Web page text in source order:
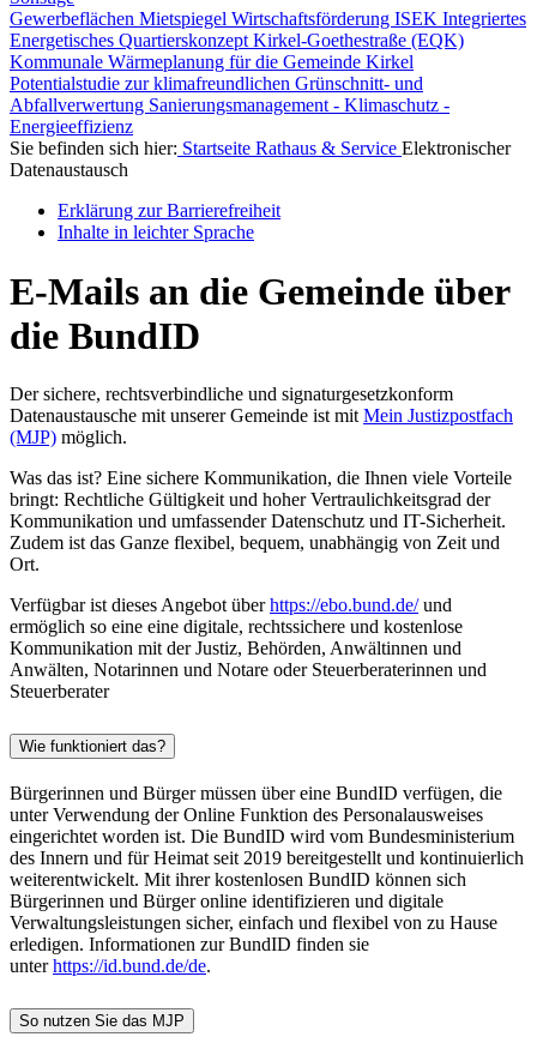
Gewerbeflächen Mietspiegel Wirtschaftsförderung ISEK Integriertes
Energetisches Quartierskonzept Kirkel-Goethestraße (EQK)
Kommunale Wärmeplanung für die Gemeinde Kirkel
Potentialstudie zur klimafreundlichen Grünschnitt- und
Abfallverwertung Sanierungsmanagement - Klimaschutz -
Energieeffizienz
Sie befinden sich hier: Startseite Rathaus & Service Elektronischer
Datenaustausch
Erklärung zur Barrierefreiheit
Inhalte in leichter Sprache
E-Mails an die Gemeinde über
die BundID
Der sichere, rechtsverbindliche und signaturgesetzkonform
Datenaustausche mit unserer Gemeinde ist mit Mein Justizpostfach
(MJP) möglich.
Was das ist? Eine sichere Kommunikation, die Ihnen viele Vorteile
bringt: Rechtliche Gültigkeit und hoher Vertraulichkeitsgrad der
Kommunikation und umfassender Datenschutz und IT-Sicherheit.
Zudem ist das Ganze flexibel, bequem, unabhängig von Zeit und
Ort.
Verfügbar ist dieses Angebot überhttps://ebo.bund.de/und
ermöglich so eine eine digitale, rechtssichere und kostenlose
Kommunikation mit der Justiz, Behörden, Anwältinnen und
Anwälten, Notarinnen und Notare oder Steuerberaterinnen und
Steuerberater
Wie funktioniert das?
Bürgerinnen und Bürger müssen über eine BundID verfügen, die
unter Verwendung der Online Funktion des Personalausweises
eingerichtet worden ist. Die BundID wird vom Bundesministerium
des Innern und für Heimat seit 2019 bereitgestellt und kontinuierlich
weiterentwickelt. Mit ihrer kostenlosen BundID können sich
Bürgerinnen und Bürger online identifizieren und digitale
Verwaltungsleistungen sicher, einfach und flexibel von zu Hause
erledigen. Informationen zur BundID finden sie
unterhttps://id.bund.de/de.
So nutzen Sie das MJP